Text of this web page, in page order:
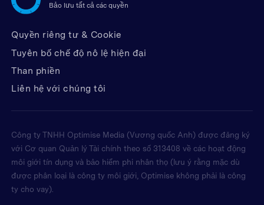
Bảo lưu tất cả các quyền
Quyền riêng tư & Cookie
Tuyên bố chế độ nô lệ hiện đại
Than phiền
Liên hệ với chúng tôi
Công ty TNHH Optimise Media (Vương quốc Anh) được đăng ký
với Cơ quan Quản lý Tài chính theo số 313408 về các hoạt động
môi giới tín dụng và bảo hiểm phi nhân thọ (lưu ý rằng mặc dù
được phân loại là công ty môi giới, Optimise không phải là công
ty cho vay).